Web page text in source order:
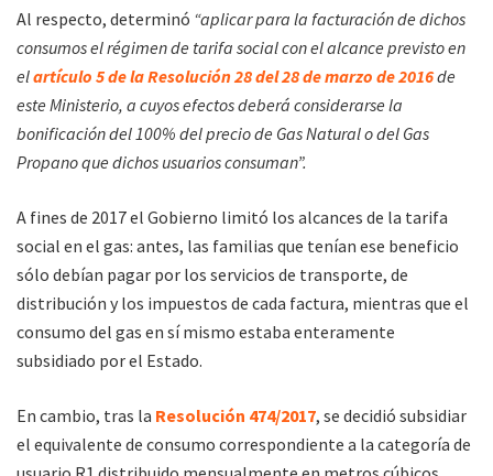
Al respecto, determinó “aplicar para la facturación de dichos
consumos el régimen de tarifa social con el alcance previsto en
elartículo 5 de la Resolución 28 del 28 de marzo de 2016de
este Ministerio, a cuyos efectos deberá considerarse la
bonificación del 100% del precio de Gas Natural o del Gas
Propano que dichos usuarios consuman”.
A fines de 2017 el Gobierno limitó los alcances de la tarifa
social en el gas: antes, las familias que tenían ese beneficio
sólo debían pagar por los servicios de transporte, de
distribución y los impuestos de cada factura, mientras que el
consumo del gas en sí mismo estaba enteramente
subsidiado por el Estado.
En cambio, tras la Resolución 474/2017, se decidió subsidiar
el equivalente de consumo correspondiente a la categoría de